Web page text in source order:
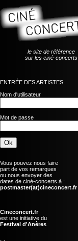
le site de référence
sur les ciné-concerts
ENTRÉE DES ARTISTES
Nom d'utilisateur
Mot de passe
Vous pouvez nous faire
part de vos remarques
ou nous envoyer des
dates de ciné-concerts à :
postmaster(at)cineconcert.fr
Cineconcert.fr
est une initiative du
Festival d'Anères